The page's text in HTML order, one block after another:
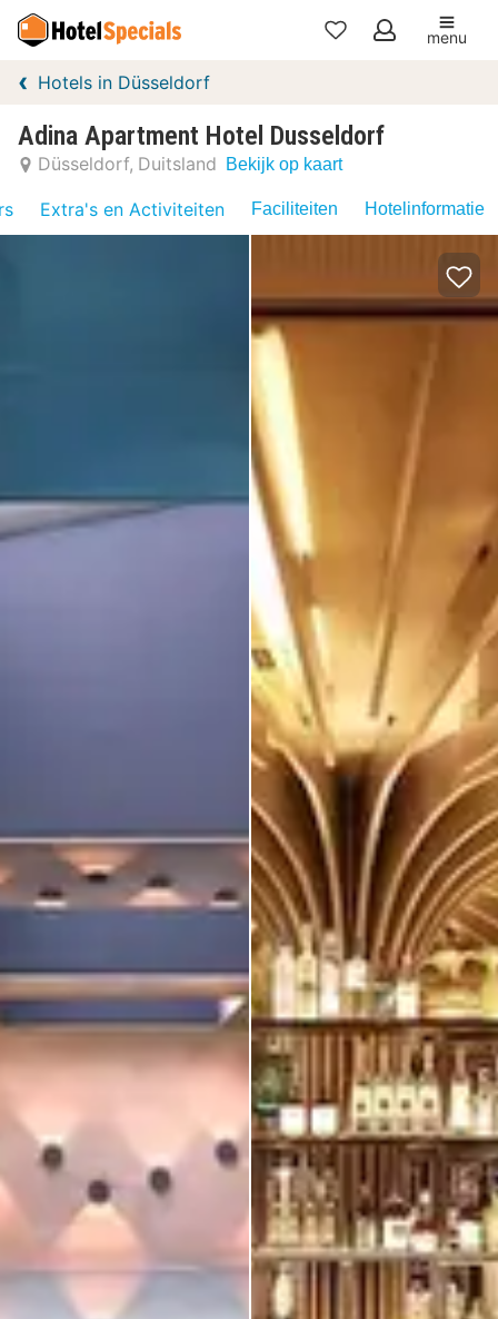
Mijn
menu
Hotels in Düsseldorf
Adina Apartment Hotel Dusseldorf
Düsseldorf Duitsland Bekijk op kaart
Extra's en Activiteiten Faciliteiten Hotelinformatie